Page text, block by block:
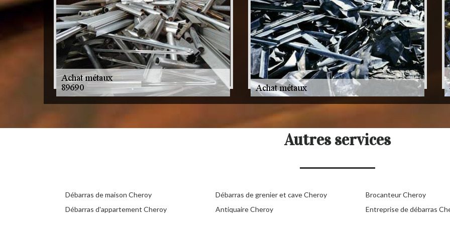
Autres services
Débarras de maison Cheroy
Débarras d'appartement Cheroy
Débarras de grenier et cave Cheroy
Antiquaire Cheroy
Brocanteur Cheroy
Entreprise de débarras